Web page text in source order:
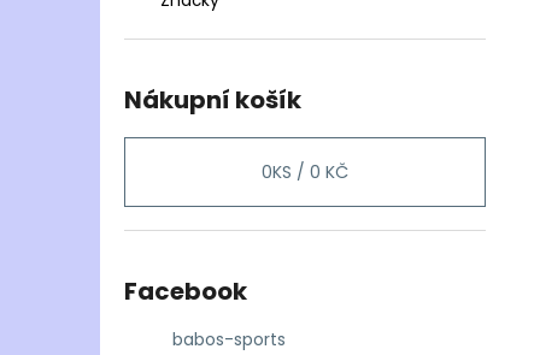
Nákupní košík
0KS / 0 KČ
Facebook
babos-sports